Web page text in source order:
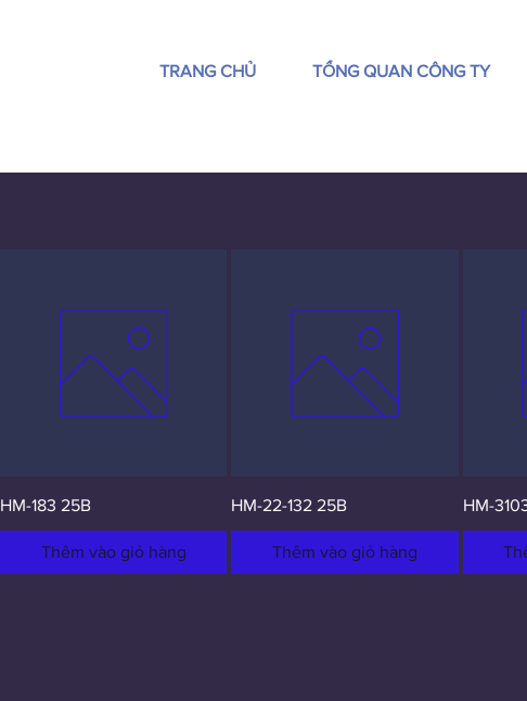
TRANG CHỦ TỔNG QUAN CÔNG TY
HM-183 25B
Thêm vào giỏ hàng
HM-22-132 25B
Thêm vào giỏ hàng
HM-